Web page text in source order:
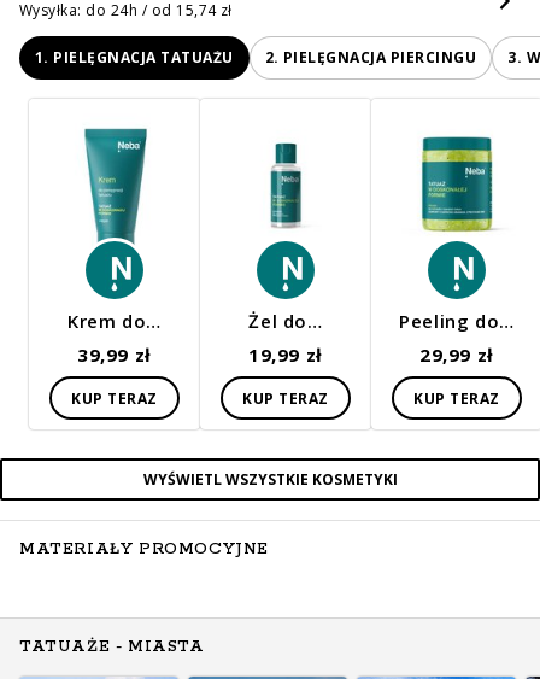
Wysyłka: do 24h / od 15,74 zł
1. PIELĘGNACJA TATUAŻU 2. PIELĘGNACJA PIERCINGU 3.
Krem do…
39,99 zł
KUP TERAZ
Żel do…
19,99 zł
KUP TERAZ
Peeling do…
29,99 zł
KUP TERAZ
WYŚWIETL WSZYSTKIE KOSMETYKI
MATERIAŁY PROMOCYJNE
TATUAŻE - MIASTA